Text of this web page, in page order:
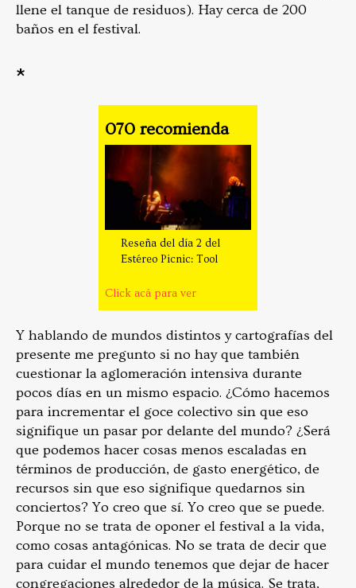
llene el tanque de residuos). Hay cerca de 200
baños en el festival.
*
070 recomienda
Reseña del día 2 del
Estéreo Picnic: Tool
Click acá para ver
Y hablando de mundos distintos y cartografías del
presente me pregunto si no hay que también
cuestionar la aglomeración intensiva durante
pocos días en un mismo espacio. ¿Cómo hacemos
para incrementar el goce colectivo sin que eso
signifique un pasar por delante del mundo? ¿Será
que podemos hacer cosas menos escaladas en
términos de producción, de gasto energético, de
recursos sin que eso signifique quedarnos sin
conciertos? Yo creo que sí. Yo creo que se puede.
Porque no se trata de oponer el festival a la vida,
como cosas antagónicas. No se trata de decir que
para cuidar el mundo tenemos que dejar de hacer
congregaciones alrededor de la música. Se trata,